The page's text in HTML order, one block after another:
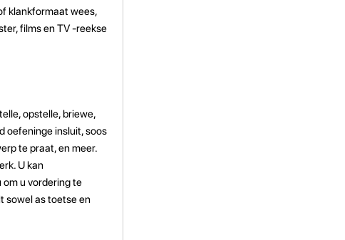
klankformaat wees,
films en TV -reekse
opstelle, briewe,
oefeninge insluit, soos
te praat, en meer.
U kan
om u vordering te
sowel as toetse en